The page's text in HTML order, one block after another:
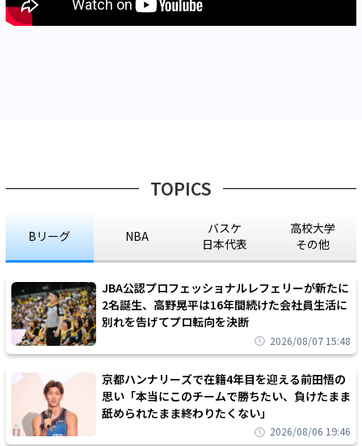
TOPICS
Bリーグ NBA
バスケ
日本代表
高校大学
その他
JBA公認プロフェッショナルレフェリーが新たに
2名誕生、高野晃平は16年間続けた会社員生活に
別れを告げてプロ転向を決断
2026/08/07 15:48
京都ハンナリーズで在籍4年目を迎える前田悟の
思い「本当にこのチームで勝ちたい、負けたまま
舐められたまま終わりたくない」
2026/08/06 19:46